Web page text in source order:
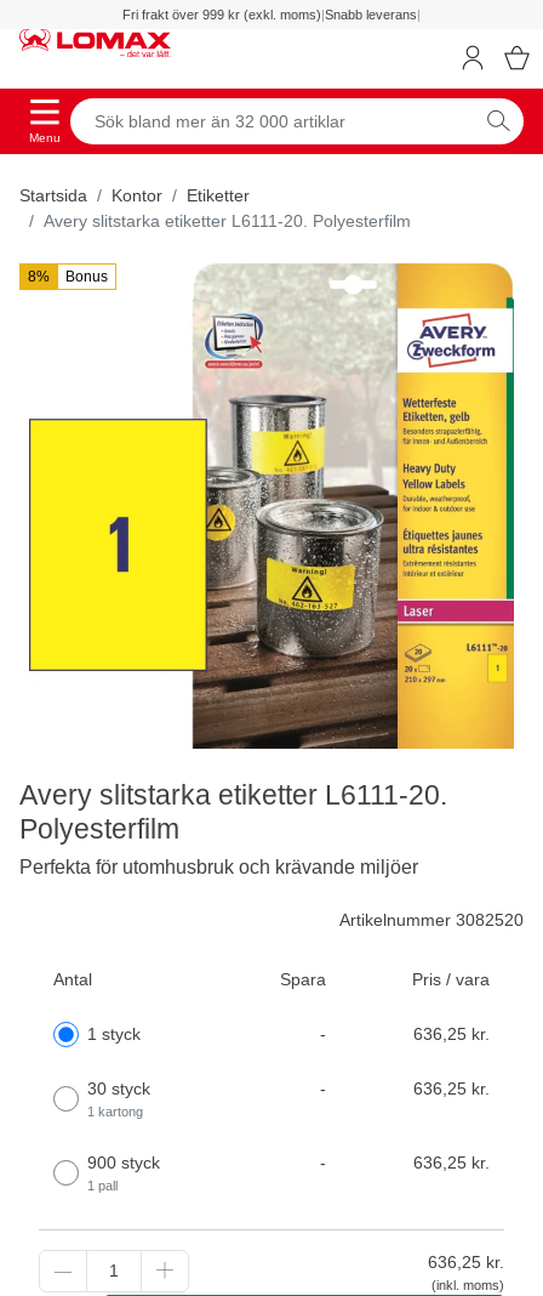
Fri frakt över 999 kr (exkl. moms)|Snabb leverans|
Menu
Startsida Kontor
Etiketter
Avery slitstarka etiketter L6111-20. Polyesterfilm
8% Bonus
Artikelnummer 3082520
Antal Spara Pris / vara
1 styck - 636,25 kr.
30 styck
1 kartong
- 636,25 kr.
900 styck
1 pall
- 636,25 kr.
636,25 kr.
(inkl. moms)
Avery slitstarka etiketter L6111-20.
Polyesterfilm
Perfekta för utomhusbruk och krävande miljöer